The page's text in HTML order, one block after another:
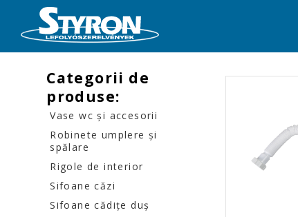
Categorii de
produse:
Vase wc şi accesorii
Robinete umplere şi
spălare
Rigole de interior
Sifoane căzi
Sifoane cădiţe duş